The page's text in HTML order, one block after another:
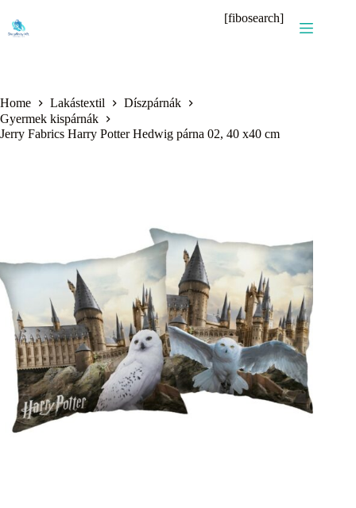
content
[fibosearch]
Home Lakástextil
Díszpárnák
Gyermek kispárnák
Jerry Fabrics Harry Potter Hedwig párna 02, 40 x40 cm